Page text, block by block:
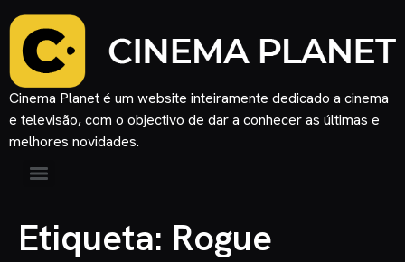
Cinema Planet é um website inteiramente dedicado a cinema
e televisão, com o objectivo de dar a conhecer as últimas e
melhores novidades.
Etiqueta: Rogue